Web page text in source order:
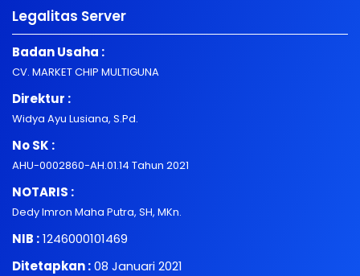
Legalitas Server
Badan Usaha :
CV. MARKET CHIP MULTIGUNA
Direktur :
Widya Ayu Lusiana, S.Pd.
No SK :
AHU-0002860-AH.01.14 Tahun 2021
NOTARIS :
Dedy Imron Maha Putra, SH, MKn.
NIB :1246000101469
Ditetapkan :08 Januari 2021